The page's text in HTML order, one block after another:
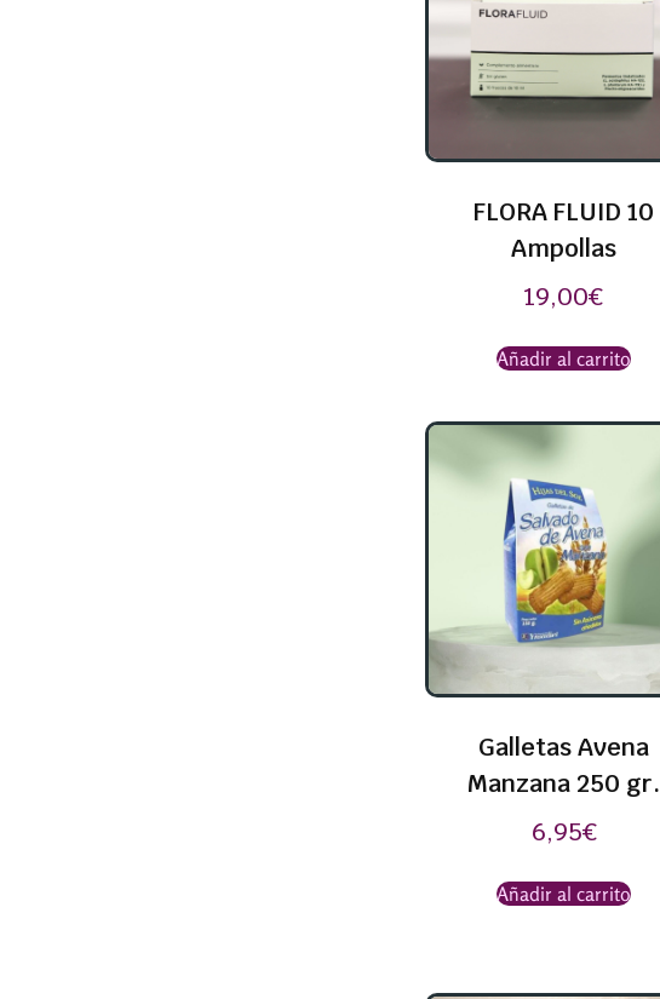
FLORA FLUID 10
Ampollas
19,00€
Añadir al carrito
Galletas Avena
Manzana 250 gr.
6,95€
Añadir al carrito